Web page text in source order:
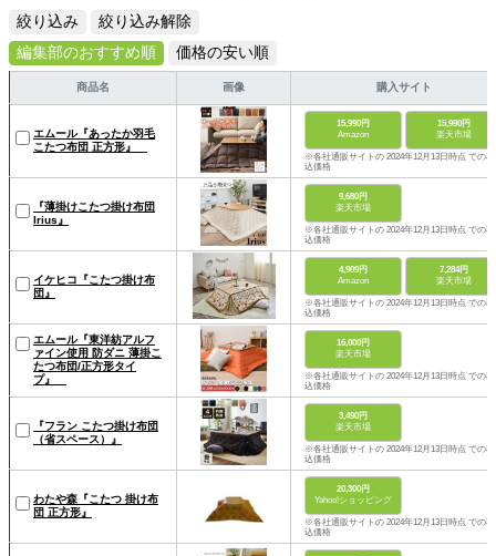
絞り込み
絞り込み解除
編集部のおすすめ順
価格の安い順
商品名 画像 購入サイト
エムール『あったか羽毛
こたつ布団 正方形』
15,990円
Amazon
15,990円
楽天市場
※各社通販サイトの 2024年12月13日時点 での税
込価格
『薄掛けこたつ掛け布団
Irius』
9,680円
楽天市場
※各社通販サイトの 2024年12月13日時点 での税
込価格
イケヒコ『こたつ掛け布
団』
4,909円
Amazon
7,284円
楽天市場
※各社通販サイトの 2024年12月13日時点 での税
込価格
エムール『東洋紡アルフ
ァイン使用 防ダニ 薄掛こ
たつ布団/正方形タイ
プ』
16,000円
楽天市場
※各社通販サイトの 2024年12月13日時点 での税
込価格
『フラン こたつ掛け布団
（省スペース）』
3,490円
楽天市場
※各社通販サイトの 2024年12月13日時点 での税
込価格
わたや森『こたつ 掛け布
団 正方形』
20,300円
Yahoo!ショッピング
※各社通販サイトの 2024年12月13日時点 での税
込価格